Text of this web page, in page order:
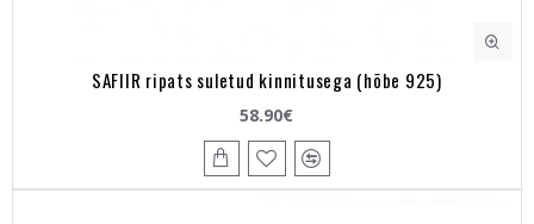
SAFIIR ripats suletud kinnitusega (hõbe 925)
58.90€